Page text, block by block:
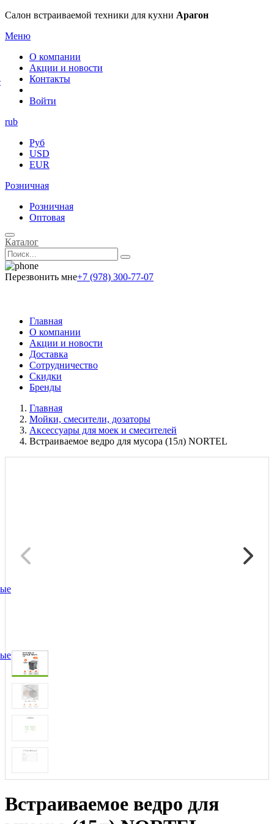
Салон встраиваемой техники для кухни Арагон
Меню
О компании
Акции и новости
Контакты
Войти
rub
Руб
USD
EUR
Розничная
Розничная
Оптовая
Каталог
Перезвонить мне+7 (978) 300-77-07
Главная
О компании
Акции и новости
Доставка
Сотрудничество
Скидки
Бренды
Главная
Мойки, смесители, дозаторы
Аксессуары для моек и смесителей
Встраиваемое ведро для мусора (15л) NORTEL
Встраиваемое ведро для